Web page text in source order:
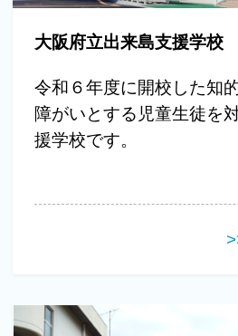
大阪府立出来島支援学校
令和６年度に開校した知
障がいとする児童生徒を
援学校です。